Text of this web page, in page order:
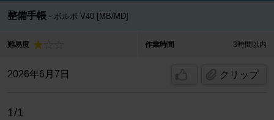
整備手帳 ボルボ V40 [MB/MD]
難易度 作業時間 3時間以内
2026年6月7日 クリップ
1/1